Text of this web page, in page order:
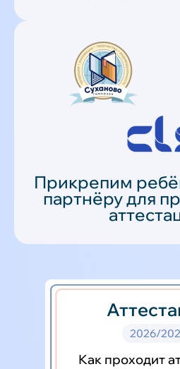
Прикрепим
партнёру для
2026/
Как проходит